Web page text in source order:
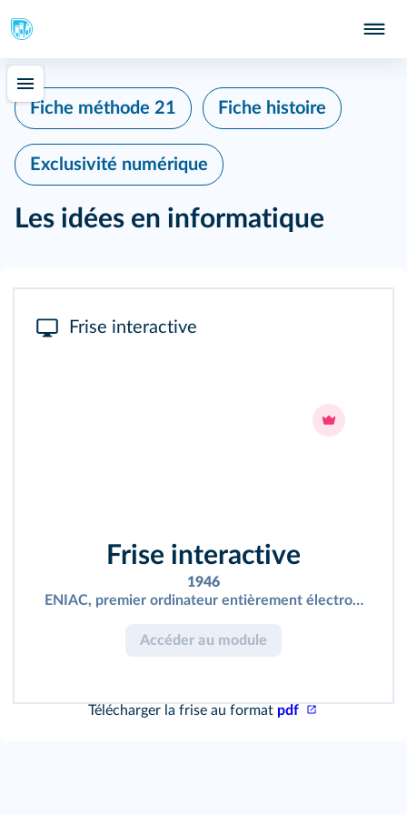
Fiche méthode 21 Fiche histoire
Exclusivité numérique
Les idées en informatique
Frise interactive
Frise interactive
1946
ENIAC, premier ordinateur entièrement électronique,
Accéder au module
Télécharger la frise au format pdf